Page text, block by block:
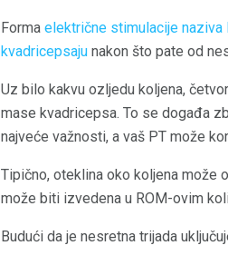
Forma električne stimulacije naziva
kvadricepsaju nakon što pate od
Uz bilo kakvu ozljedu koljena,
mase kvadricepsa. To se događa
najveće važnosti, a vaš PT može
Tipično, oteklina oko koljena može
može biti izvedena u ROM-ovim
Budući da je nesretna trijada